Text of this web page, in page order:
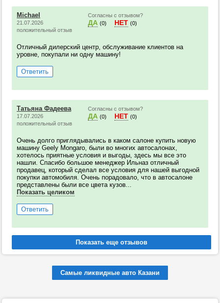
Michael
21.07.2026
положительный отзыв
Согласны с отзывом?
ДА (0) НЕТ (0)
Отличный дилерский центр, обслуживание клиентов на
уровне, покупали ни одну машину!
Ответить
Татьяна Фадеева
17.07.2026
положительный отзыв
Согласны с отзывом?
ДА (0) НЕТ (0)
Очень долго приглядывались в каком салоне купить новую
машину Geely Mongaro, были во многих автосалонах,
хотелось приятные условия и выгоды, здесь мы все это
нашли. Спасибо большое менеджер Ильназ отличный
продавец, который сделал все условия для нашей выгодной
покупки автомобиля. Очень порадовало, что в автосалоне
представлены были все цвета кузов...
Показать целиком
Ответить
Самые ликвидные авто Казани